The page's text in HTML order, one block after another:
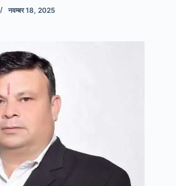
नवम्बर 18, 2025